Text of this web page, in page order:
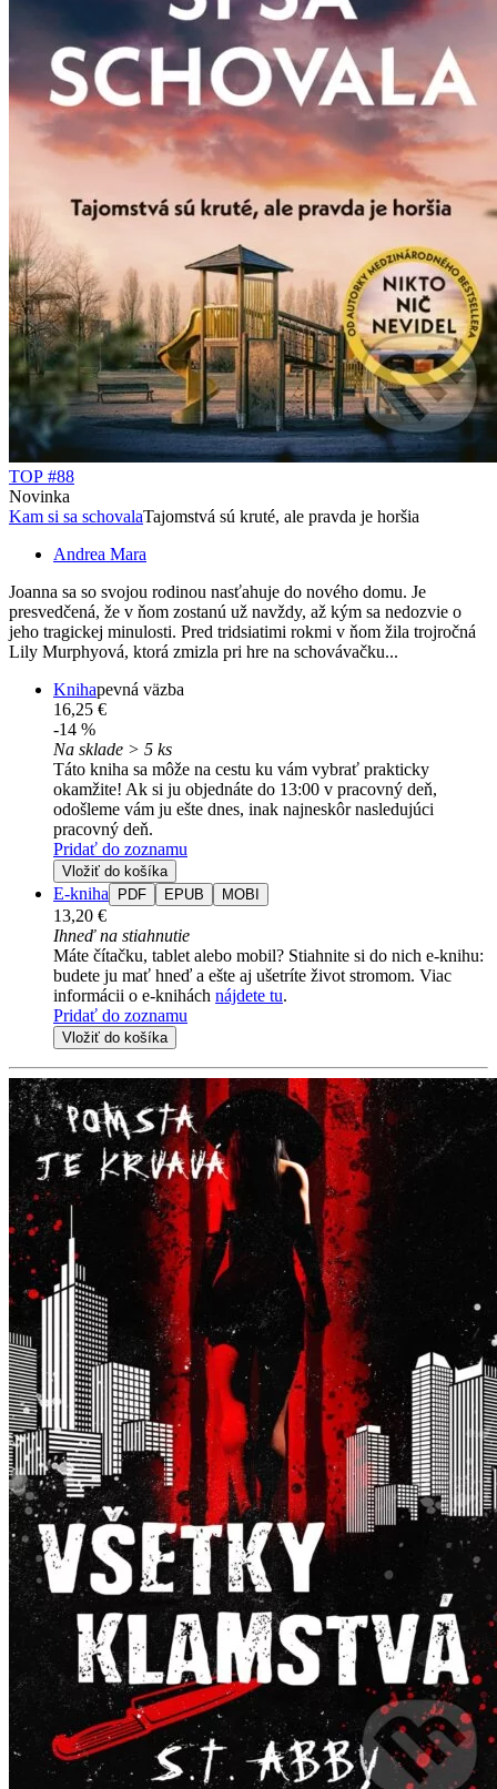
TOP #88
Novinka
Kam si sa schovalaTajomstvá sú kruté, ale pravda je horšia
Andrea Mara
Joanna sa so svojou rodinou nasťahuje do nového domu. Je
presvedčená, že v ňom zostanú už navždy, až kým sa nedozvie o
jeho tragickej minulosti. Pred tridsiatimi rokmi v ňom žila trojročná
Lily Murphyová, ktorá zmizla pri hre na schovávačku...
Knihapevná väzba
16,25 €
-14 %
Na sklade > 5 ks
Táto kniha sa môže na cestu ku vám vybrať prakticky
okamžite! Ak si ju objednáte do 13:00 v pracovný deň,
odošleme vám ju ešte dnes, inak najneskôr nasledujúci
pracovný deň.
Pridať do zoznamu
Vložiť do košíka
E-kniha PDF EPUB MOBI
13,20 €
Ihneď na stiahnutie
Máte čítačku, tablet alebo mobil? Stiahnite si do nich e-knihu:
budete ju mať hneď a ešte aj ušetríte život stromom. Viac
informácii o e-knihách nájdete tu.
Pridať do zoznamu
Vložiť do košíka